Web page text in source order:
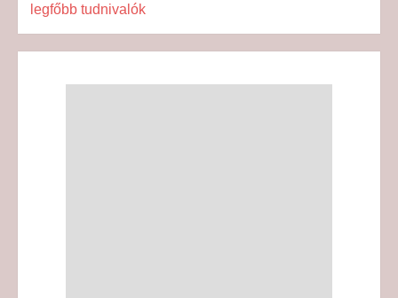
legfőbb tudnivalók